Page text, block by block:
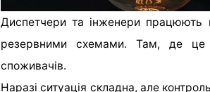
Диспетчери та інженери працюють
резервними схемами. Там, де це
споживачів.
Наразі ситуація складна, але